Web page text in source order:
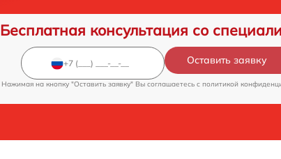
Бесплатная консультация со
Оставить заявку
Нажимая на кнопку "Оставить заявку" Вы соглашаетесь c политикой